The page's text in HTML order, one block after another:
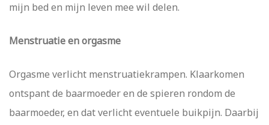
mijn bed en mijn leven mee wil delen.
Menstruatie en orgasme
Orgasme verlicht menstruatiekrampen. Klaarkomen
ontspant de baarmoeder en de spieren rondom de
baarmoeder, en dat verlicht eventuele buikpijn. Daarbij